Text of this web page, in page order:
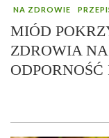
NA ZDROWIE
MIÓD
ZDROWIA